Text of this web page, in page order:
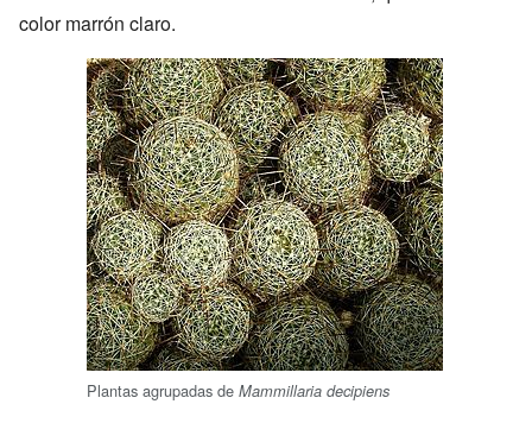
color marrón claro.
Plantas agrupadas de Mammillaria decipiens